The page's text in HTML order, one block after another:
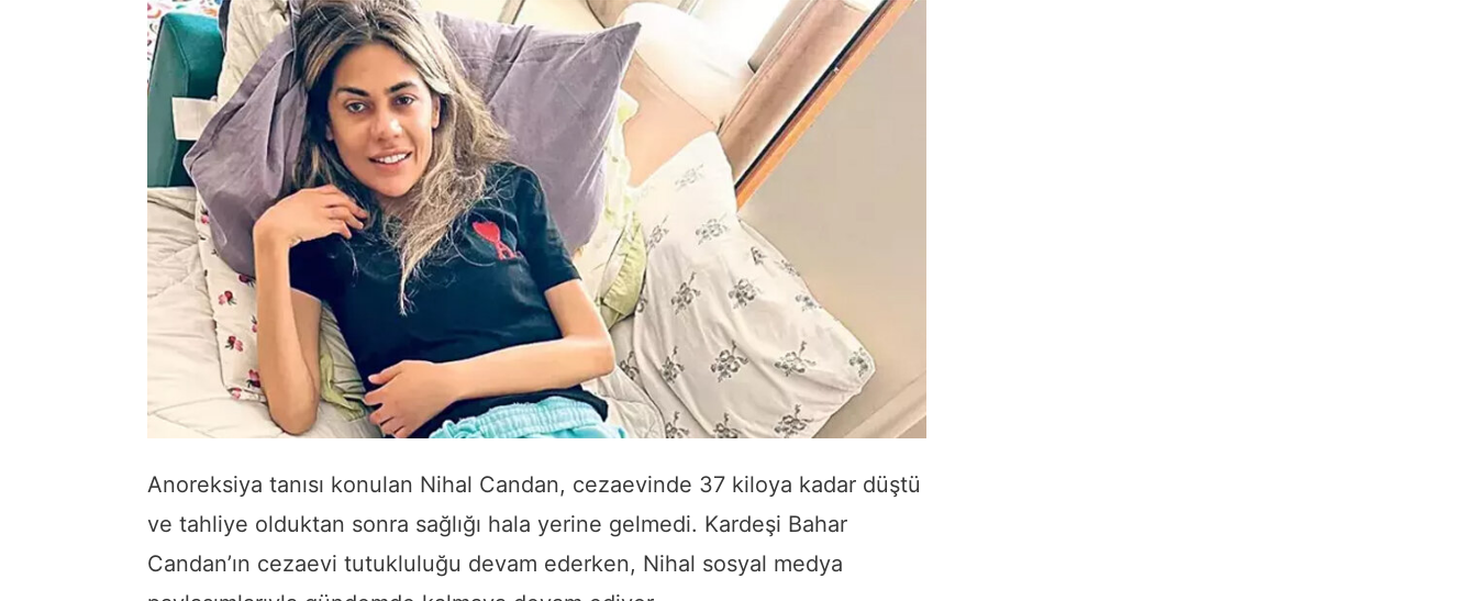
Anoreksiya tanısı konulan Nihal Candan, cezaevinde 37 kiloya kadar düştü
ve tahliye olduktan sonra sağlığı hala yerine gelmedi. Kardeşi Bahar
Candan’ın cezaevi tutukluluğu devam ederken, Nihal sosyal medya